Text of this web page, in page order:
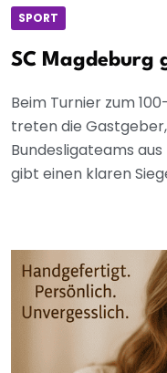
SPORT
SC Magdeburg
Beim Turnier zum
treten die
Bundesligateams
gibt einen klaren